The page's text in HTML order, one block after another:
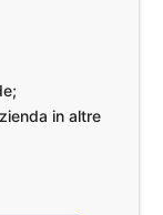
in altre